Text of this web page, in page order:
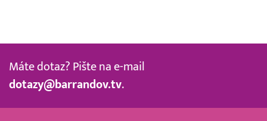
Máte dotaz? Pište na e-mail
dotazy@barrandov.tv.